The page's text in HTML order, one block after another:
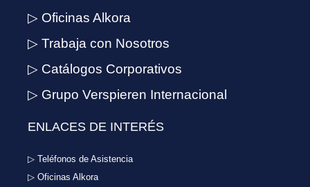
▷ Oficinas Alkora
▷ Trabaja con Nosotros
▷ Catálogos Corporativos
▷ Grupo Verspieren Internacional
ENLACES DE INTERÉS
▷ Teléfonos de Asistencia
▷ Oficinas Alkora